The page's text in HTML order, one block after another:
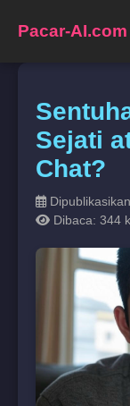
Pacar-AI.com
Sejati
Chat?
Dibaca: 344